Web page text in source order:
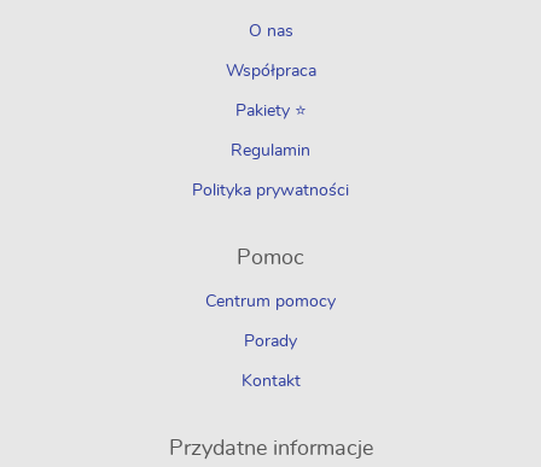
O nas
Współpraca
Pakiety ⭐
Regulamin
Polityka prywatności
Pomoc
Centrum pomocy
Porady
Kontakt
Przydatne informacje